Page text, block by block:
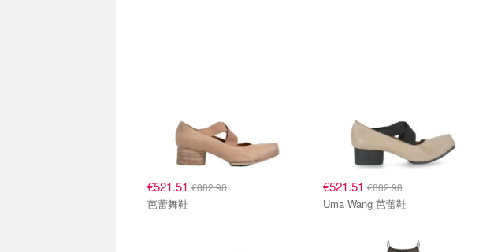
€521.51 €882.98
芭蕾舞鞋
€521.51€882.98
Uma Wang 芭蕾鞋